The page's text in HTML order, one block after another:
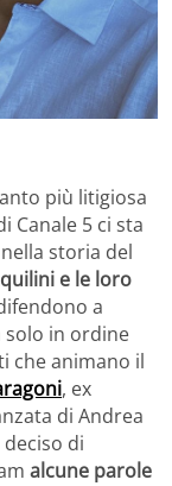
più litigiosa
Canale 5 ci sta
storia del
e le loro
a
solo in ordine
che animano il
, ex
di Andrea
di
alcune parole